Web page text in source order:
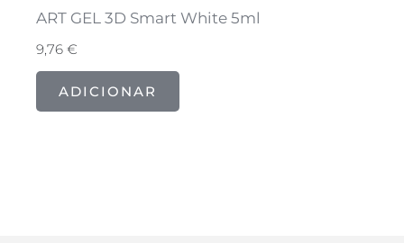
ART GEL 3D Smart White 5ml
9,76€
ADICIONAR